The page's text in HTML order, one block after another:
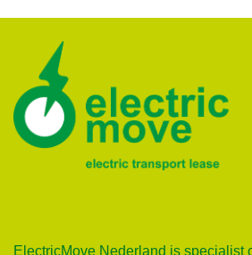
ElectricMove Nederland is specialist